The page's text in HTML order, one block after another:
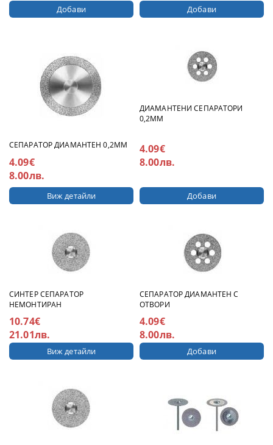
СЕПАРАТОР ДИАМАНТЕН 0,2ММ
4.09€
8.00лв.
Виж детайли
ДИАМАНТЕНИ СЕПАРАТОРИ
0,2ММ
4.09€
8.00лв.
СИНТЕР СЕПАРАТОР
НЕМОНТИРАН
10.74€
21.01лв.
Виж детайли
СЕПАРАТОР ДИАМАНТЕН С
ОТВОРИ
4.09€
8.00лв.